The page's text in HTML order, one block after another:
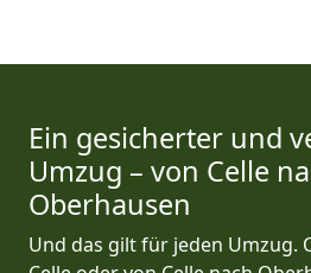
Ein gesicherter und
Umzug – von Celle
Oberhausen
Und das gilt für jeden Umzug.